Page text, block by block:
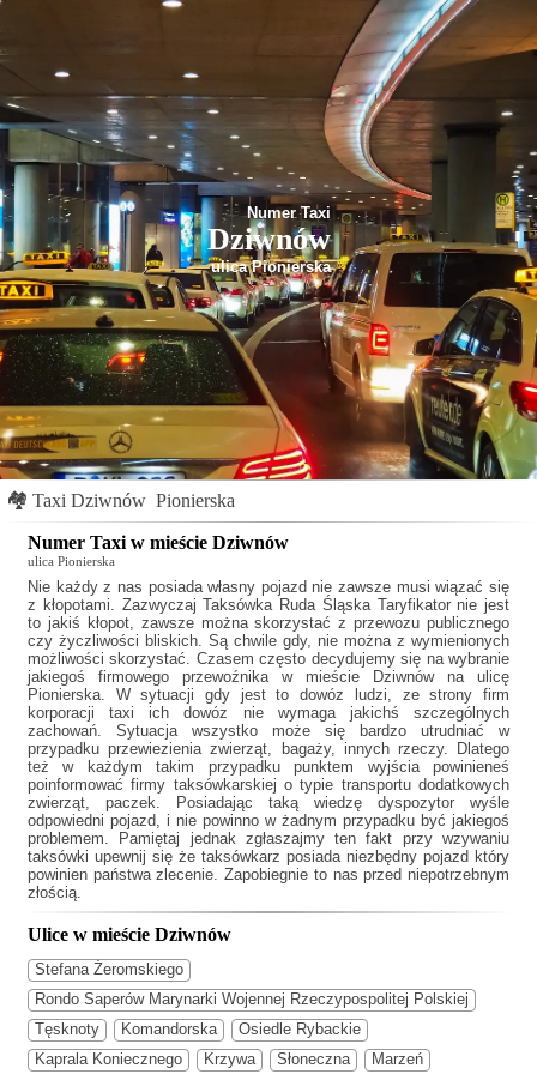
Numer Taxi
Dziwnów
ulica Pionierska
🏘 Taxi Dziwnów Pionierska
Numer Taxi w mieście Dziwnów
ulica Pionierska
Nie każdy z nas posiada własny pojazd nie zawsze musi wiązać się
z kłopotami. ZazwyczajTaksówka Ruda Śląska Taryfikator nie jest
to jakiś kłopot, zawsze można skorzystać z przewozu publicznego
czy życzliwości bliskich. Są chwile gdy, nie można z wymienionych
możliwości skorzystać. Czasem często decydujemy się na wybranie
jakiegoś firmowego przewoźnika w mieście Dziwnów na ulicę
Pionierska. W sytuacji gdy jest to dowóz ludzi, ze strony firm
korporacji taxi ich dowóz nie wymaga jakichś szczególnych
zachowań. Sytuacja wszystko może się bardzo utrudniać w
przypadku przewiezienia zwierząt, bagaży, innych rzeczy. Dlatego
też w każdym takim przypadku punktem wyjścia powinieneś
poinformować firmy taksówkarskiej o typie transportu dodatkowych
zwierząt, paczek. Posiadając taką wiedzę dyspozytor wyśle
odpowiedni pojazd, i nie powinno w żadnym przypadku być jakiegoś
problemem. Pamiętaj jednak zgłaszajmy ten fakt przy wzywaniu
taksówki upewnij się że taksówkarz posiada niezbędny pojazd który
powinien państwa zlecenie. Zapobiegnie to nas przed niepotrzebnym
złością.
Ulice w mieście Dziwnów
Stefana Żeromskiego
Rondo Saperów Marynarki Wojennej Rzeczypospolitej Polskiej
Tęsknoty
Komandorska
Osiedle Rybackie
Kaprala Koniecznego
Krzywa Słoneczna Marzeń